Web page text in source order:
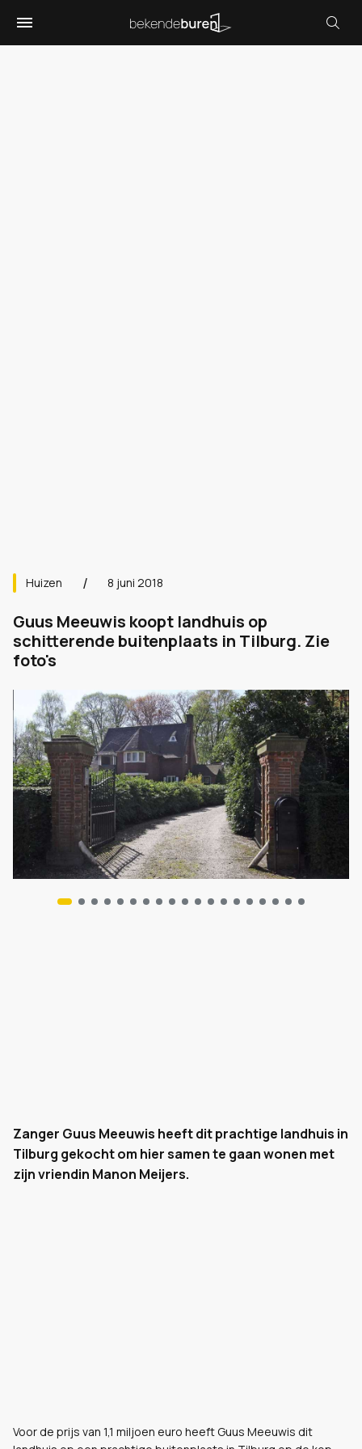
Huizen 8 juni 2018
Guus Meeuwis koopt landhuis op
schitterende buitenplaats in Tilburg. Zie
foto's
Zanger Guus Meeuwis heeft dit prachtige landhuis in
Tilburg gekocht om hier samen te gaan wonen met
zijn vriendin Manon Meijers.
Voor de prijs van 1,1 miljoen euro heeft Guus Meeuwis dit